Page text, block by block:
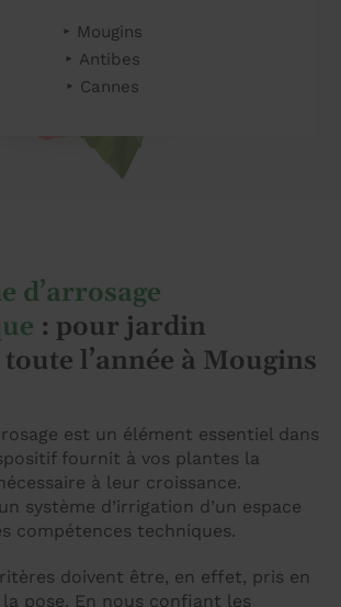
Mougins
Antibes
Cannes
d’arrosage
: pour jardin
l’année à Mougins
est un élément essentiel dans
fournit à vos plantes la
à leur croissance.
système d’irrigation d’un espace
compétences techniques.
doivent être, en effet, pris en
pose. En nous confiant les